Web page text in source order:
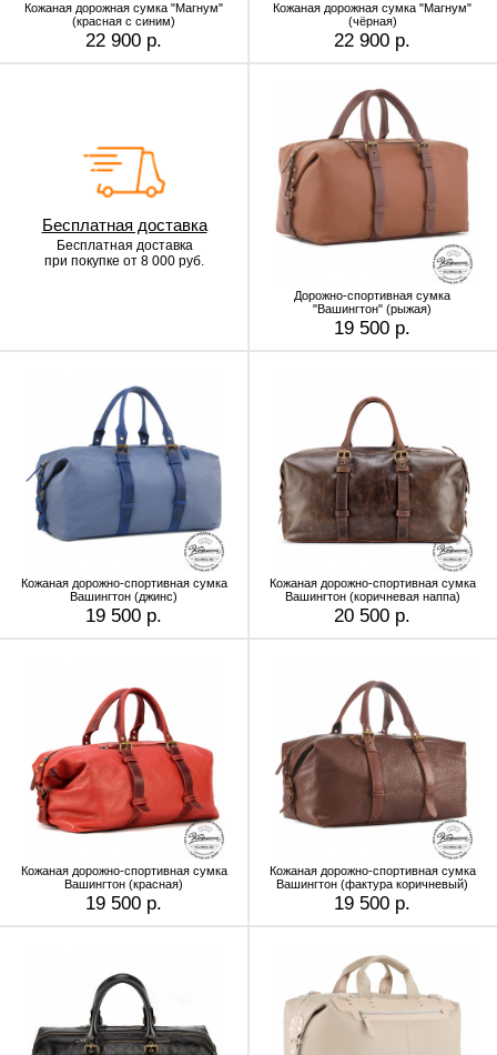
Кожаная дорожная сумка "Магнум"
(красная с синим)
22 900 р.
Кожаная дорожная сумка "Магнум"
(чёрная)
22 900 р.
Бесплатная доставка
Бесплатная доставка
при покупке от 8 000 руб.
Дорожно-спортивная сумка
"Вашингтон" (рыжая)
19 500 р.
Кожаная дорожно-спортивная сумка
Вашингтон (джинс)
19 500 р.
Кожаная дорожно-спортивная сумка
Вашингтон (коричневая наппа)
20 500 р.
Кожаная дорожно-спортивная сумка
Вашингтон (красная)
19 500 р.
Кожаная дорожно-спортивная сумка
Вашингтон (фактура коричневый)
19 500 р.